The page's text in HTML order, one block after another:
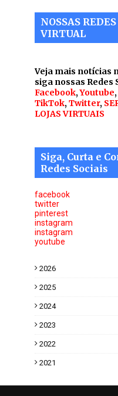
NOSSAS
VIRTUAL
Veja mais notícias
siga nossas Redes
Facebook,Youtube,
TikTok,Twitter,
LOJAS VIRTUAIS
Siga, Curta e
Redes Sociais
facebook
twitter
pinterest
instagram
instagram
youtube
2026
2025
2024
2023
2022
2021